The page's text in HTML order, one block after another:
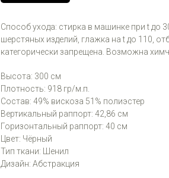
Способ ухода: стирка в машинке при t до
шерстяных изделий, глажка на t до 110,
категорически запрещена. Возможна
Высота: 300 см
Плотность: 918 гр/м.п.
Состав: 49% вискоза 51% полиэстер
Вертикальный раппорт: 42,86 см
Горизонтальный раппорт: 40 см
Цвет: Чёрный
Тип ткани: Шенил
Дизайн: Абстракция